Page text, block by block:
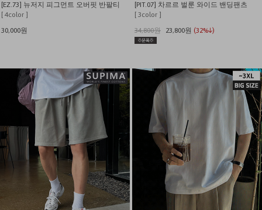
[EZ.73] 뉴저지 피그먼트 오버핏 반팔티
[ 4color ]
30,000원
[PIT.07] 차르르 벌룬 와이드 밴딩팬츠
[ 3color ]
34,800원
23,800원 (32%↓)